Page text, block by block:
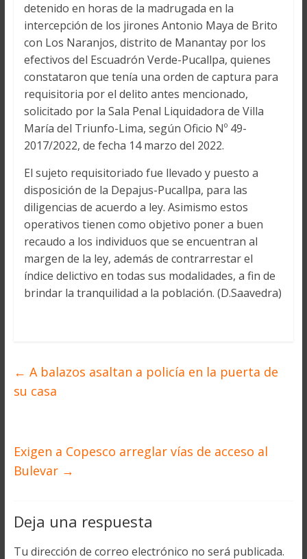
detenido en horas de la madrugada en la
intercepción de los jirones Antonio Maya de Brito
con Los Naranjos, distrito de Manantay por los
efectivos del Escuadrón Verde-Pucallpa, quienes
constataron que tenía una orden de captura para
requisitoria por el delito antes mencionado,
solicitado por la Sala Penal Liquidadora de Villa
María del Triunfo-Lima, según Oficio Nº 49-
2017/2022, de fecha 14 marzo del 2022.
El sujeto requisitoriado fue llevado y puesto a
disposición de la Depajus-Pucallpa, para las
diligencias de acuerdo a ley. Asimismo estos
operativos tienen como objetivo poner a buen
recaudo a los individuos que se encuentran al
margen de la ley, además de contrarrestar el
índice delictivo en todas sus modalidades, a fin de
brindar la tranquilidad a la población. (D.Saavedra)
← A balazos asaltan a policía en la puerta de
su casa
Exigen a Copesco arreglar vías de acceso al
Bulevar →
Deja una respuesta
Tu dirección de correo electrónico no será publicada.